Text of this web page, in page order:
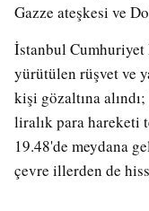
Gazze ateşkesi ve
İstanbul Cumhuriyet
yürütülen rüşvet ve
kişi gözaltına
liralık para hareketi
19.48'de meydana
çevre illerden de